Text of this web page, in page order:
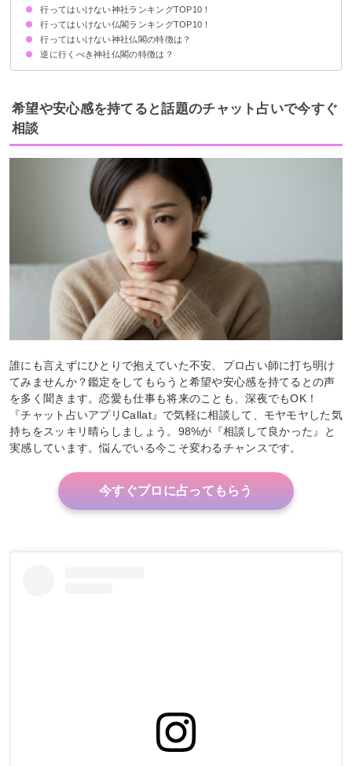
行ってはいけない神社ランキングTOP10！
10位：伏見稲荷大社（京都府）
9位：育霊神社（岡山県）
8位：安井金比羅宮（京都府）
7位：神田明神（東京都）
6位：太田山神社（北海道）
5位：橋姫神社（京都府）
4位：出雲大社（島根県）
3位：恵比寿神社（東京都）
2位：明治神宮（東京都）
1位：山中諏訪神社（山梨県）
行ってはいけない仏閣ランキングTOP10！
10位：久渡寺（青森県）
9位：妙国寺（大阪府）
8位：三井寺（滋賀県）
7位：全興寺（大阪府）
6位：栗尾山満願寺本堂（長野県）
5位：化野念仏寺（京都府）
4位：乙宝寺（新潟県）
3位：清水寺（京都府）
2位：六道珍皇寺（京都府）
1位：成田山新勝寺（千葉県）
行ってはいけない神社仏閣の特徴は？
①自分との繭気属性の相性が悪い
②管理が行き届いていない廃神社
③かつて戦場となった神社
④氏神様と敵対関係にある神様が祀られている神社
⑤直感的に怖いと感じる神社
逆に行くべき神社仏閣の特徴は？
本当に神様がいるとされている神社
自分と属性の相性がいい神社
直感的に呼ばれていると感じる神社
希望や安心感を持てると話題のチャット占いで今すぐ
相談
誰にも言えずにひとりで抱えていた不安、プロ占い師に打ち明け
てみませんか？鑑定をしてもらうと希望や安心感を持てるとの声
を多く聞きます。恋愛も仕事も将来のことも、深夜でもOK！
『チャット占いアプリCallat』で気軽に相談して、モヤモヤした気
持ちをスッキリ晴らしましょう。98%が『相談して良かった』と
実感しています。悩んでいる今こそ変わるチャンスです。
今すぐプロに占ってもらう